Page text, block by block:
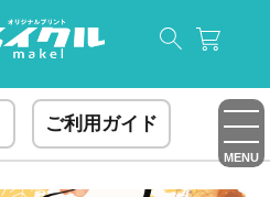
ご利用ガイド
MENU